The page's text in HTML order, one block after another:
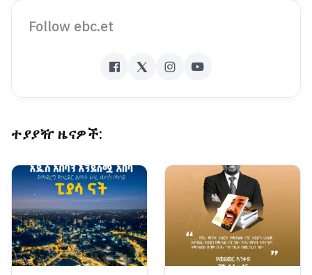
Follow ebc.et
ተያያዥ ዜናዎች: